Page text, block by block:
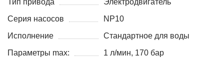
Тип привода
Электродвигатель
Серия насосов
NP10
Исполнение
Стандартное для воды
Параметры max:
1 л/мин, 170 бар